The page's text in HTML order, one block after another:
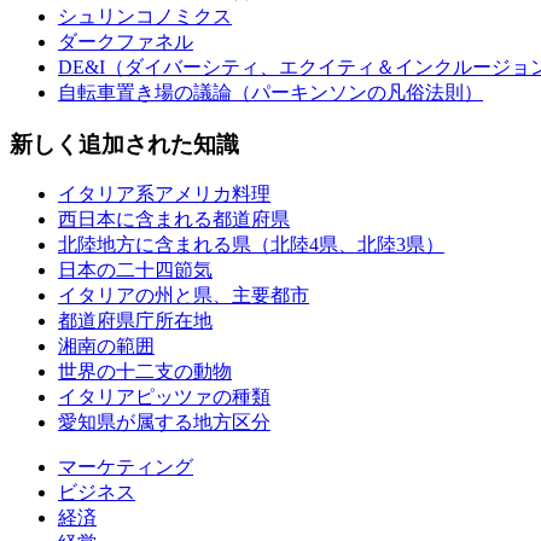
シュリンコノミクス
ダークファネル
DE&I（ダイバーシティ、エクイティ＆インクルージョ
自転車置き場の議論（パーキンソンの凡俗法則）
新しく追加された知識
イタリア系アメリカ料理
西日本に含まれる都道府県
北陸地方に含まれる県（北陸4県、北陸3県）
日本の二十四節気
イタリアの州と県、主要都市
都道府県庁所在地
湘南の範囲
世界の十二支の動物
イタリアピッツァの種類
愛知県が属する地方区分
マーケティング
ビジネス
経済